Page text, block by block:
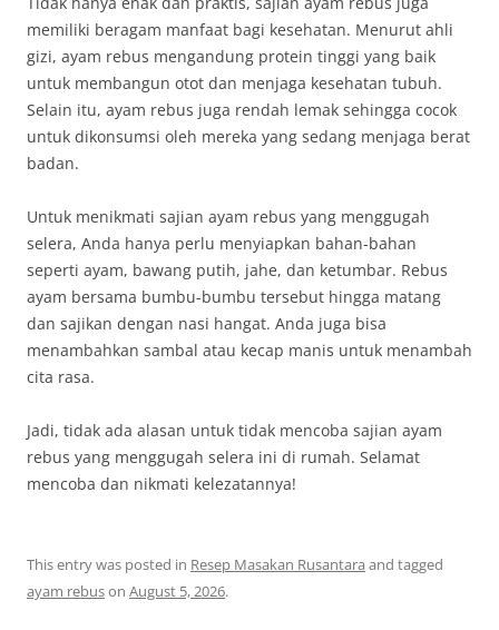
memiliki beragam manfaat bagi kesehatan. Menurut ahli
gizi, ayam rebus mengandung protein tinggi yang baik
untuk membangun otot dan menjaga kesehatan tubuh.
Selain itu, ayam rebus juga rendah lemak sehingga cocok
untuk dikonsumsi oleh mereka yang sedang menjaga berat
badan.
Untuk menikmati sajian ayam rebus yang menggugah
selera, Anda hanya perlu menyiapkan bahan-bahan
seperti ayam, bawang putih, jahe, dan ketumbar. Rebus
ayam bersama bumbu-bumbu tersebut hingga matang
dan sajikan dengan nasi hangat. Anda juga bisa
menambahkan sambal atau kecap manis untuk menambah
cita rasa.
Jadi, tidak ada alasan untuk tidak mencoba sajian ayam
rebus yang menggugah selera ini di rumah. Selamat
mencoba dan nikmati kelezatannya!
This entry was posted in Resep Masakan Rusantara and tagged
ayam rebuson August 5, 2026.